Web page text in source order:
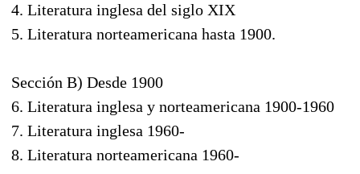
4. Literatura inglesa del siglo XIX
5. Literatura norteamericana hasta 1900.
Sección B) Desde 1900
6. Literatura inglesa y norteamericana 1900-1960
7. Literatura inglesa 1960-
8. Literatura norteamericana 1960-